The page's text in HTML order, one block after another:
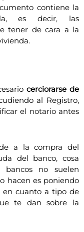
contiene la
es decir, las
tener de cara a la
cerciorarse de
al Registro,
el notario antes
a la compra del
del banco, cosa
no suelen
hacen es poniendo
en cuanto a tipo de
te dan sobre la